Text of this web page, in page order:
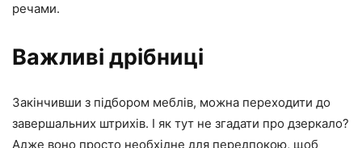
речами.
Важливі дрібниці
Закінчивши з підбором меблів, можна переходити до
завершальних штрихів. І як тут не згадати про дзеркало?
Адже воно просто необхідне для передпокою, щоб